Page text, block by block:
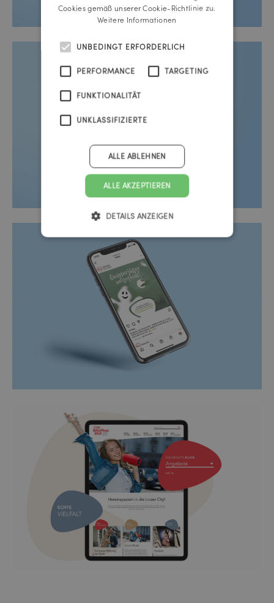
Cookies gemäß unserer Cookie-Richtlinie zu.
Weitere Informationen
UNBEDINGT ERFORDERLICH
PERFORMANCE TARGETING
FUNKTIONALITÄT
UNKLASSIFIZIERTE
ALLE AKZEPTIEREN
ALLE ABLEHNEN
DETAILS ANZEIGEN